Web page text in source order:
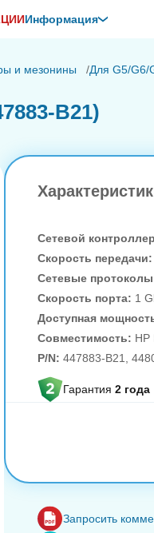
Информация
и мезонины Для G5/G6/
B21)
Сетевой
Скорость передачи:
Сетевые
Скорость порта: 1
Доступная
Совместимость: HP
P/N: 447883-B21,
Гарантия 2 года
Запросить